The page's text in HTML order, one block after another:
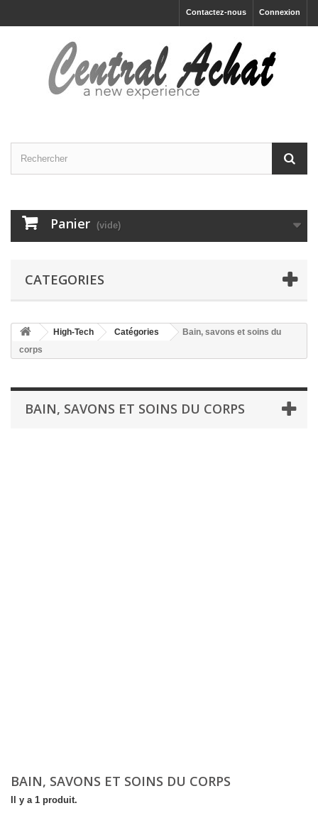
Connexion
Contactez-nous
Panier (vide)
CATEGORIES
High-Tech Catégories
Bain, savons et soins du
corps
BAIN, SAVONS ET SOINS DU CORPS
BAIN, SAVONS ET SOINS DU CORPS
Il y a 1 produit.